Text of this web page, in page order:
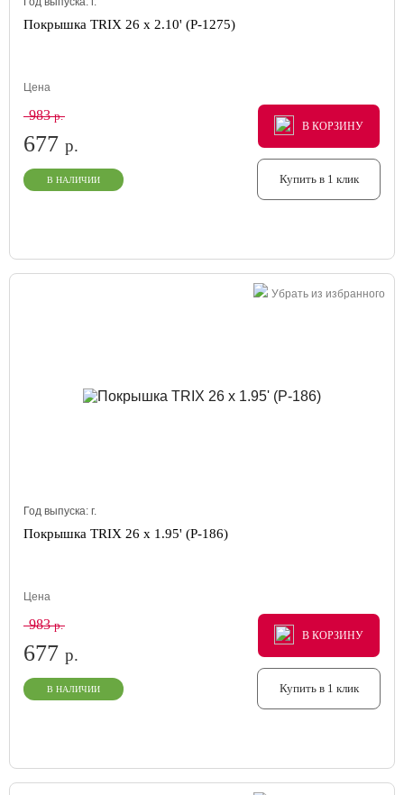
Покрышка TRIX 26 x 2.10' (P-1275)
Цена
983р.
677 р.
В НАЛИЧИИ
В КОРЗИНУ
В КОРЗИНУ
В КОРЗИНУ
Купить в 1 клик
Убрать из избранного
Год выпуска: г.
Покрышка TRIX 26 x 1.95' (P-186)
Цена
983р.
677 р.
В НАЛИЧИИ
В КОРЗИНУ
В КОРЗИНУ
В КОРЗИНУ
Купить в 1 клик